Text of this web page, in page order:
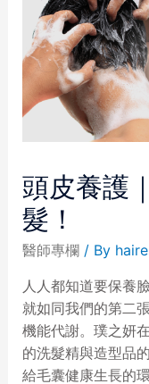
頭皮養護
髮！
醫師專欄/ By
人人都知道要保養
就如同我們的第二
機能代謝。璞之妍
的洗髮精與造型品
給毛囊健康生長的